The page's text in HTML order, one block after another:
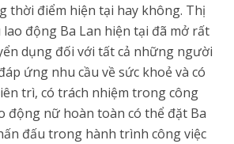
thời điểm hiện tại hay không. Thị
động Ba Lan hiện tại đã mở rất
dụng đối với tất cả những người
ứng nhu cầu về sức khoẻ và có
trì, có trách nhiệm trong công
động nữ hoàn toàn có thể đặt Ba
đấu trong hành trình công việc